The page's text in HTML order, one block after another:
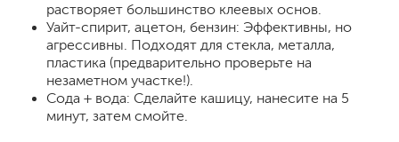
растворяет большинство клеевых основ.
Уайт-спирит, ацетон, бензин: Эффективны, но
агрессивны. Подходят для стекла, металла,
пластика (предварительно проверьте на
незаметном участке!).
Сода + вода: Сделайте кашицу, нанесите на 5
минут, затем смойте.